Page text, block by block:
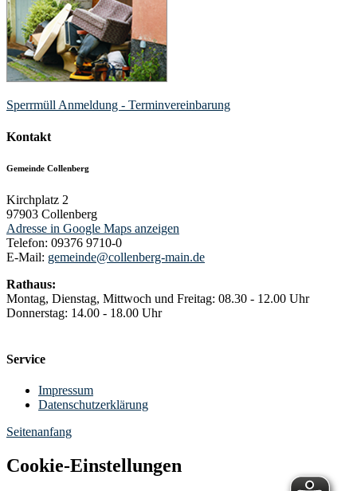
Sperrmüll Anmeldung - Terminvereinbarung
Kontakt
Gemeinde Collenberg
Kirchplatz 2
97903 Collenberg
Adresse in Google Maps anzeigen
Telefon: 09376 9710-0
E-Mail: gemeinde@collenberg-main.de
Rathaus:
Montag, Dienstag, Mittwoch und Freitag: 08.30 - 12.00 Uhr
Donnerstag: 14.00 - 18.00 Uhr
Service
Impressum
Datenschutzerklärung
Seitenanfang
Cookie-Einstellungen